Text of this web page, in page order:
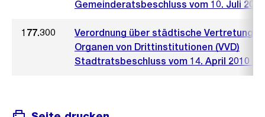
Gemeinderatsbeschluss vom 10. Juli 2013
177.300
Verordnung über städtische
Organen von Drittinstitutionen (VVD)
Stadtratsbeschluss vom 14. April 2010